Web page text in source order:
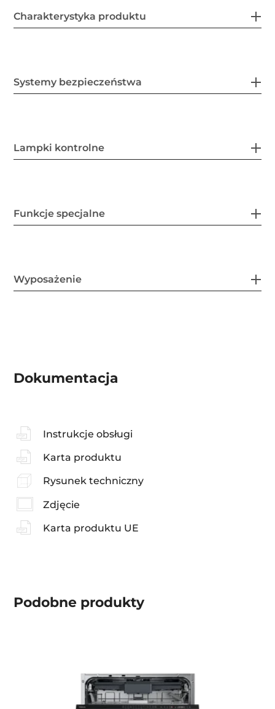
Charakterystyka produktu
Systemy bezpieczeństwa
Lampki kontrolne
Funkcje specjalne
Wyposażenie
Dokumentacja
Instrukcje obsługi
Karta produktu
Rysunek techniczny
Zdjęcie
Karta produktu UE
Podobne produkty